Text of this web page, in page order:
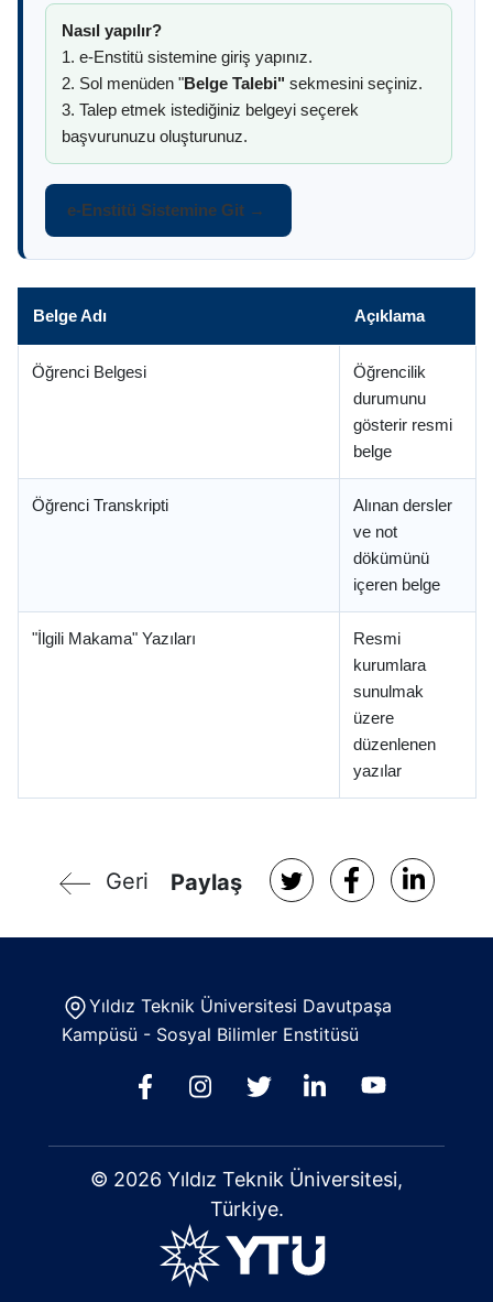
Nasıl yapılır?
1. e-Enstitü sistemine giriş yapınız.
2. Sol menüden "Belge Talebi" sekmesini seçiniz.
3. Talep etmek istediğiniz belgeyi seçerek
başvurunuzu oluşturunuz.
e-Enstitü Sistemine Git →
Belge Adı Açıklama
Öğrenci Belgesi
Öğrencilik
durumunu
gösterir resmi
belge
Öğrenci Transkripti
Alınan dersler
ve not
dökümünü
içeren belge
"İlgili Makama" Yazıları
Resmi
kurumlara
sunulmak
üzere
düzenlenen
yazılar
Geri Paylaş
Yıldız Teknik Üniversitesi Davutpaşa
Kampüsü - Sosyal Bilimler Enstitüsü
© 2026 Yıldız Teknik Üniversitesi,
Türkiye.